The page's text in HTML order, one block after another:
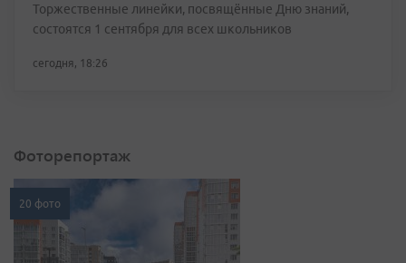
Торжественные линейки, посвящённые Дню знаний,
состоятся 1 сентября для всех школьников
сегодня, 18:26
Фоторепортаж
20 фото